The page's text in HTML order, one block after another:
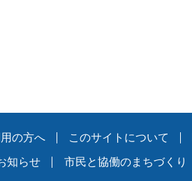
の方へ このサイトについて
知らせ 市民と協働のまちづくり